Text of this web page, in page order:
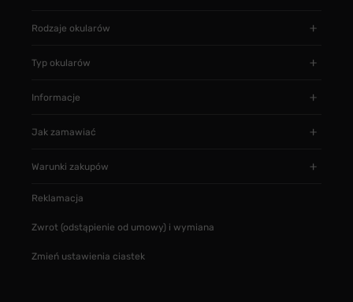
Rodzaje okularów
Typ okularów
Informacje
Jak zamawiać
Warunki zakupów
Reklamacja
Zwrot (odstąpienie od umowy) i wymiana
Zmień ustawienia ciastek